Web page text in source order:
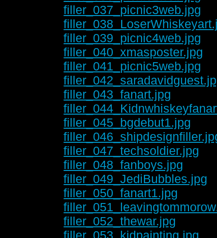
filler_037_picnic3web.jpg
filler_039_picnic4web.jpg
filler_040_xmasposter.jpg
filler_041_picnic5web.jpg
filler_043_fanart.jpg
filler_045_bgdebut1.jpg
filler_047_techsoldier.jpg
filler_048_fanboys.jpg
filler_049_JediBubbles.jpg
filler_050_fanart1.jpg
filler_052_thewar.jpg
filler_053_kidpainting.jpg